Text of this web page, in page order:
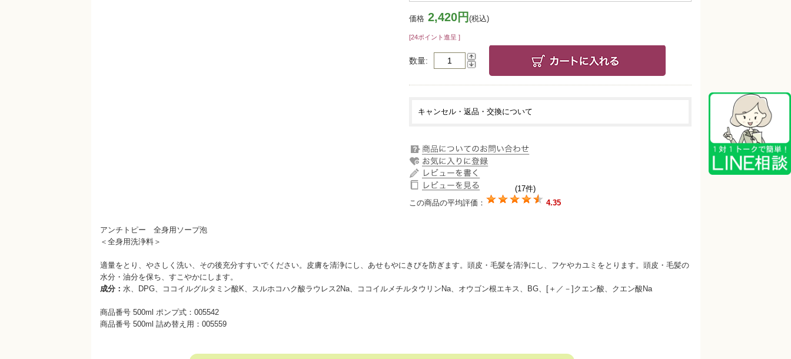
価格 2,420円 (税込)
[24ポイント進呈 ]
数量
キャンセル・返品・交換について
(17件)
この商品の平均評価：
4.35
アンチトピー 全身用ソープ泡
＜全身用洗浄料＞
適量をとり、やさしく洗い、その後充分すすいでください。皮膚を清浄にし、あせもやにきびを防ぎます。頭皮・毛髪を清浄にし、フケやカユミをとります。頭皮・毛髪の
水分・油分を保ち、すこやかにします。
成分： 水、DPG、ココイルグルタミン酸K、スルホコハク酸ラウレス2Na、ココイルメチルタウリンNa、オウゴン根エキス、BG、[＋／－]クエン酸、クエン酸Na
商品番号 500ml ポンプ式：005542
商品番号 500ml 詰め替え用：005559